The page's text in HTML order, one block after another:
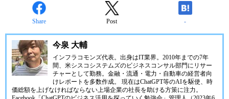
Share Post -
今泉 大輔
インフラコモンズ代表。出身はIT業界。2010年までの7年
間、米シスコシステムズのビジネスコンサル部門にリサー
チャーとして勤務。金融・流通・電力・自動車の経営者向
けレポートを多数作成。 現在はChatGPT等のAIを駆使、時
価総額を上げなければならない上場企業の社長を助ける方策に注力。